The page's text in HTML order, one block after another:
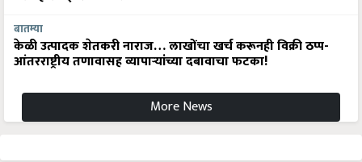
बातम्या
केळी उत्पादक शेतकरी नाराज… लाखोंचा खर्च करूनही विक्री ठप्प-
आंतरराष्ट्रीय तणावासह व्यापाऱ्यांच्या दबावाचा फटका!
More News